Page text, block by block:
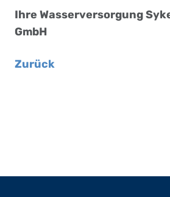
Ihre Wasserversorgung
GmbH
Zurück